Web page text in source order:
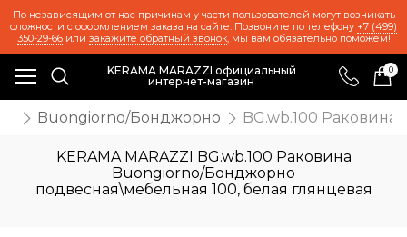
По независящим от нас причинам у части пользователей могут возникать
сложности с оформлением заказа на сайте. Позвоните по телефону +7 (499)
350-29-66или закажите обратный звонок, мы вам обязательно поможем!
KERAMA MARAZZI официальный
интернет-магазин
0
Buongiorno/Бонджорно BG.wb.100
KERAMA MARAZZI BG.wb.100 Раковина
Buongiorno/Бонджорно
подвесная\мебельная 100, белая глянцевая